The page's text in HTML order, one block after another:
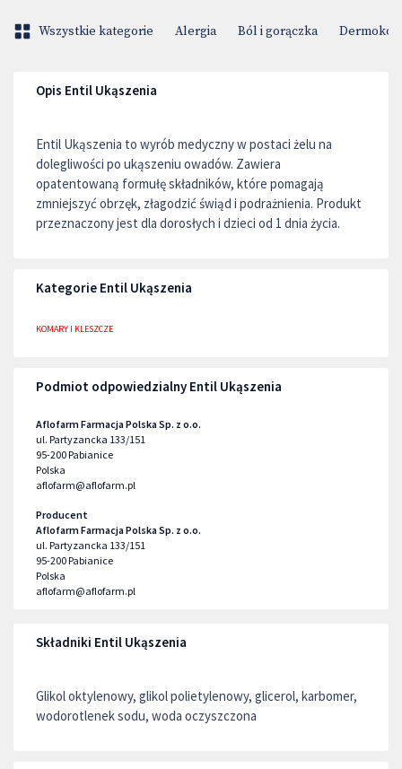
Wszystkie kategorie Alergia Ból i gorączka
Opis Entil Ukąszenia
Entil Ukąszenia to wyrób medyczny w postaci żelu na
dolegliwości po ukąszeniu owadów. Zawiera
opatentowaną formułę składników, które pomagają
zmniejszyć obrzęk, złagodzić świąd i podrażnienia. Produkt
przeznaczony jest dla dorosłych i dzieci od 1 dnia życia.
Kategorie Entil Ukąszenia
KOMARY I KLESZCZE
Podmiot odpowiedzialny Entil Ukąszenia
Aflofarm Farmacja Polska Sp. z o.o.
ul. Partyzancka 133/151
95-200Pabianice
Polska
aflofarm@aflofarm.pl
Producent
Aflofarm Farmacja Polska Sp. z o.o.
ul. Partyzancka 133/151
95-200Pabianice
Polska
aflofarm@aflofarm.pl
Składniki Entil Ukąszenia
Glikol oktylenowy, glikol polietylenowy, glicerol, karbomer,
wodorotlenek sodu, woda oczyszczona